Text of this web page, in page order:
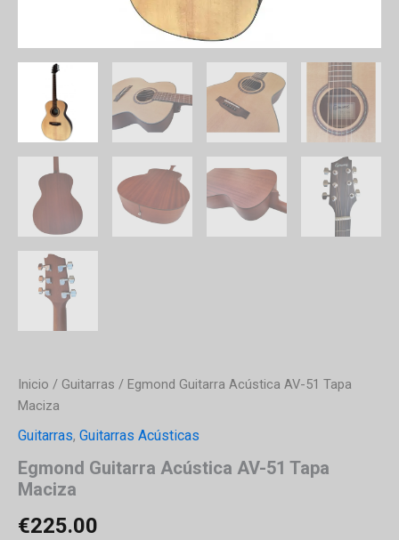
Inicio / Guitarras / Egmond Guitarra Acústica AV-51 Tapa
Maciza
Guitarras, Guitarras Acústicas
Egmond Guitarra Acústica AV-51 Tapa
Maciza
€225.00